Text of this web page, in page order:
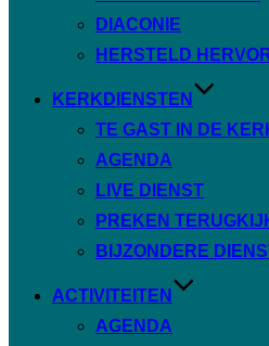
DIACONIE
HERSTELD
KERKDIENSTEN
TE GAST IN DE
AGENDA
LIVE DIENST
PREKEN
BIJZONDERE
ACTIVITEITEN
AGENDA